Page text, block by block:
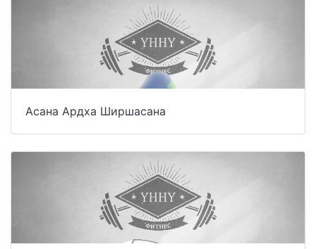
Асана Ардха Ширшасана